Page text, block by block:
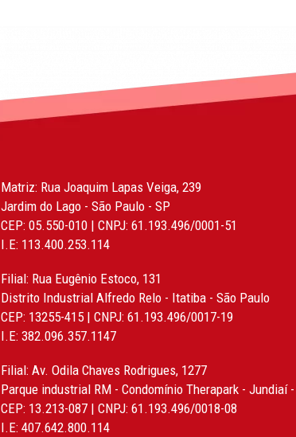
Matriz: Rua Joaquim Lapas Veiga, 239
Jardim do Lago - São Paulo - SP
CEP: 05.550-010 | CNPJ: 61.193.496/0001-51
I.E: 113.400.253.114
Filial: Rua Eugênio Estoco, 131
Distrito Industrial Alfredo Relo - Itatiba - São Paulo
CEP: 13255-415 | CNPJ: 61.193.496/0017-19
I.E: 382.096.357.1147
Filial: Av. Odila Chaves Rodrigues, 1277
Parque industrial RM - Condomínio Therapark - Jundiaí
CEP: 13.213-087 | CNPJ: 61.193.496/0018-08
I.E: 407.642.800.114